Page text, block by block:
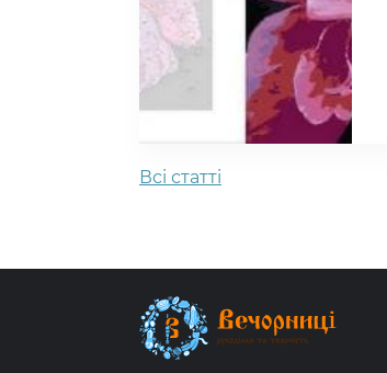
Всi статтi